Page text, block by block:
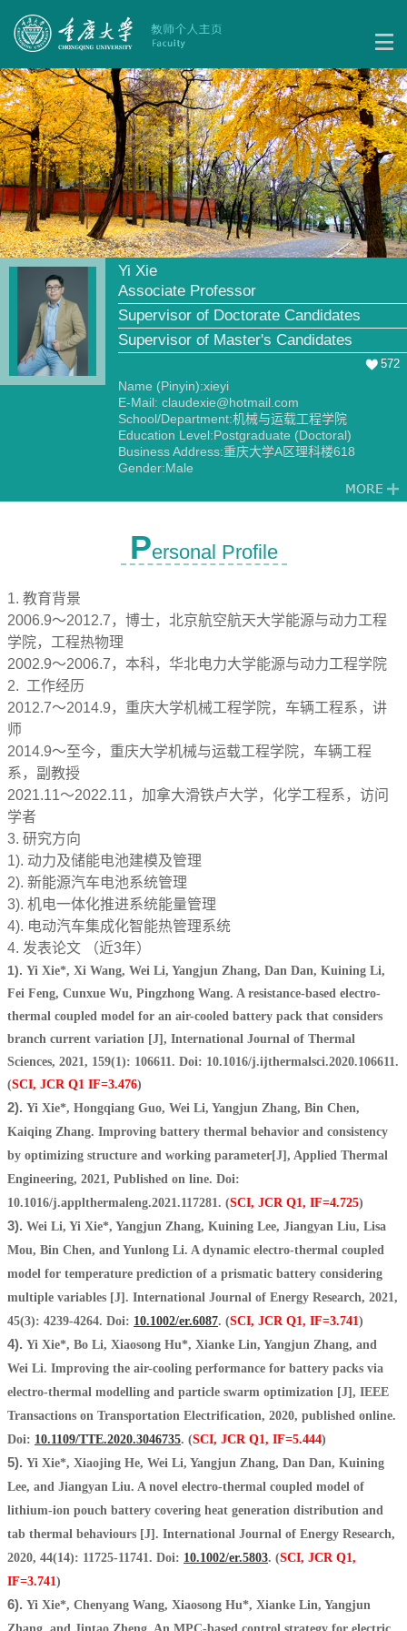
Yi Xie
Associate Professor
Supervisor of Doctorate Candidates
Supervisor of Master's Candidates
572
Name (Pinyin):xieyi
E-Mail: claudexie@hotmail.com
School/Department:机械与运载工程学院
Education Level:Postgraduate (Doctoral)
Business Address:重庆大学A区理科楼618
Gender:Male
Degree:Doctoral degree
Alma Mater:北京航空航天大学
Personal Profile
1. 教育背景
2006.9～2012.7，博士，北京航空航天大学能源与动力工程
学院，工程热物理
2002.9～2006.7，本科，华北电力大学能源与动力工程学院
2. 工作经历
2012.7～2014.9，重庆大学机械工程学院，车辆工程系，讲
师
2014.9～至今，重庆大学机械与运载工程学院，车辆工程
系，副教授
2021.11～2022.11，加拿大滑铁卢大学，化学工程系，访问
学者
3. 研究方向
1). 动力及储能电池建模及管理
2). 新能源汽车电池系统管理
3). 机电一体化推进系统能量管理
4). 电动汽车集成化智能热管理系统
4. 发表论文 （近3年）
1). Yi Xie*, Xi Wang, Wei Li, Yangjun Zhang, Dan Dan, Kuining Li,
Fei Feng, Cunxue Wu, Pingzhong Wang. A resistance-based electro-
thermal coupled model for an air-cooled battery pack that considers
branch current variation [J], International Journal of Thermal
Sciences, 2021, 159(1): 106611. Doi: 10.1016/j.ijthermalsci.2020.106611.
(SCI, JCR Q1 IF=3.476)
2). Yi Xie*, Hongqiang Guo, Wei Li, Yangjun Zhang, Bin Chen,
Kaiqing Zhang. Improving battery thermal behavior and consistency
by optimizing structure and working parameter[J], Applied Thermal
Engineering, 2021, Published on line. Doi:
10.1016/j.applthermaleng.2021.117281. (SCI, JCR Q1, IF=4.725)
3). Wei Li, Yi Xie*, Yangjun Zhang, Kuining Lee, Jiangyan Liu, Lisa
Mou, Bin Chen, and Yunlong Li. A dynamic electro-thermal coupled
model for temperature prediction of a prismatic battery considering
multiple variables [J]. International Journal of Energy Research, 2021,
45(3): 4239-4264. Doi: 10.1002/er.6087. (SCI, JCR Q1, IF=3.741)
4). Yi Xie*, Bo Li, Xiaosong Hu*, Xianke Lin, Yangjun Zhang, and
Wei Li. Improving the air-cooling performance for battery packs via
electro-thermal modelling and particle swarm optimization [J], IEEE
Transactions on Transportation Electrification, 2020, published online.
Doi: 10.1109/TTE.2020.3046735. (SCI, JCR Q1, IF=5.444)
5). Yi Xie*, Xiaojing He, Wei Li, Yangjun Zhang, Dan Dan, Kuining
Lee, and Jiangyan Liu. A novel electro-thermal coupled model of
lithium-ion pouch battery covering heat generation distribution and
tab thermal behaviours [J]. International Journal of Energy Research,
2020, 44(14): 11725-11741. Doi: 10.1002/er.5803. (SCI, JCR Q1,
IF=3.741)
6). Yi Xie*, Chenyang Wang, Xiaosong Hu*, Xianke Lin, Yangjun